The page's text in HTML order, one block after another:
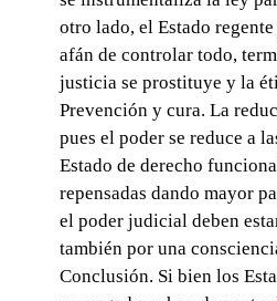
otro lado, el Estado
afán de controlar todo,
justicia se prostituye y la
Prevención y cura. La
pues el poder se reduce a
Estado de derecho
repensadas dando mayor
el poder judicial deben
también por una
Conclusión. Si bien los